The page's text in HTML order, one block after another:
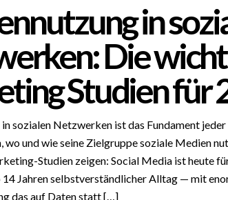
in
Die
Studien für
sozialen Netzwerken ist das Fundament
wo und wie seine Zielgruppe soziale Medien
Studien zeigen: Social Media ist heute
Jahren selbstverständlicher Alltag — mit
das auf Daten statt […]